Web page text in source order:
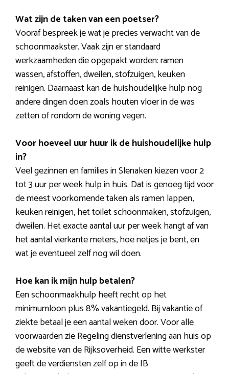
Wat zijn de taken van een poetser?
Vooraf bespreek je wat je precies verwacht van de
schoonmaakster. Vaak zijn er standaard
werkzaamheden die opgepakt worden: ramen
wassen, afstoffen, dweilen, stofzuigen, keuken
reinigen. Daarnaast kan de huishoudelijke hulp nog
andere dingen doen zoals houten vloer in de was
zetten of rondom de woning vegen.
Voor hoeveel uur huur ik de huishoudelijke hulp
in?
Veel gezinnen en families in Slenaken kiezen voor 2
tot 3 uur per week hulp in huis. Dat is genoeg tijd voor
de meest voorkomende taken als ramen lappen,
keuken reinigen, het toilet schoonmaken, stofzuigen,
dweilen. Het exacte aantal uur per week hangt af van
het aantal vierkante meters, hoe netjes je bent, en
wat je eventueel zelf nog wil doen.
Hoe kan ik mijn hulp betalen?
Een schoonmaakhulp heeft recht op het
minimumloon plus 8% vakantiegeld. Bij vakantie of
ziekte betaal je een aantal weken door. Voor alle
voorwaarden zie Regeling dienstverlening aan huis op
de website van de Rijksoverheid. Een witte werkster
geeft de verdiensten zelf op in de IB